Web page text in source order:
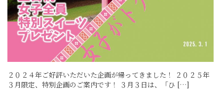
２０２４年ご好評いただいた企画が帰ってきました！ ２０２５年
３月限定、特別企画のご案内です！ ３月３日は、「ひ […]